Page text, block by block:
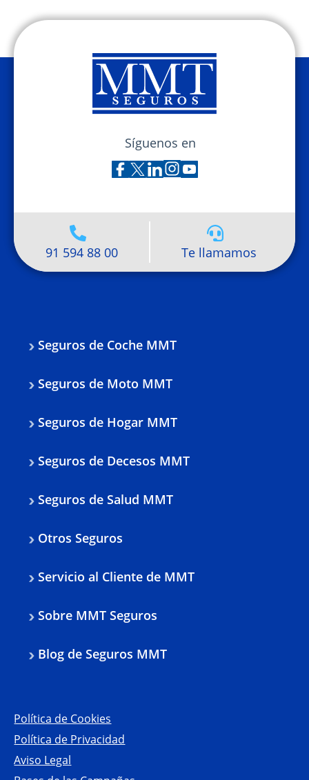
Síguenos en
91 594 88 00 Te llamamos
Seguros de Coche MMT
Seguros de Moto MMT
Seguros de Hogar MMT
Seguros de Decesos MMT
Seguros de Salud MMT
Otros Seguros
Servicio al Cliente de MMT
Sobre MMT Seguros
Blog de Seguros MMT
Política de Cookies
Política de Privacidad
Aviso Legal